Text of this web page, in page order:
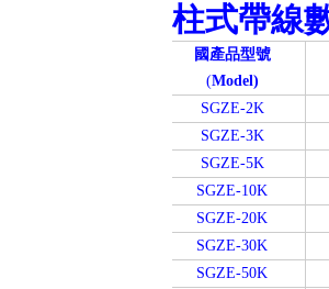
柱式帶線
國產品型號
(Model)
SGZE-2K
SGZE-3K
SGZE-5K
SGZE-10K
SGZE-20K
SGZE-30K
SGZE-50K